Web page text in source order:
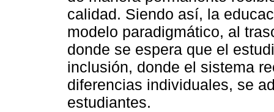
calidad. Siendo así, la
modelo paradigmático, al
donde se espera que el
inclusión, donde el sistema
diferencias individuales, se
estudiantes.